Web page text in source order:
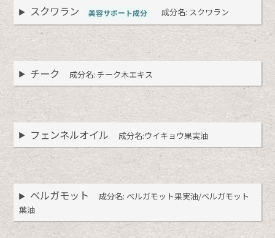
スクワラン 美容サポート成分 成分名: スクワラン
チーク 成分名: チーク木エキス
フェンネルオイル 成分名:ウイキョウ果実油
ベルガモット
成分名: ベルガモット果実油/ベルガモット
葉油